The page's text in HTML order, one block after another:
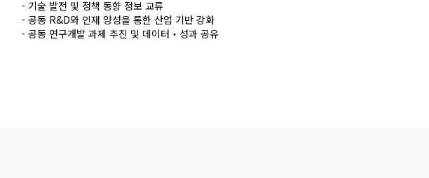
- 기술 발전 및 정책 동향 정보 교류
- 공동 R&D와 인재 양성을 통한 산업 기반 강화
- 공동 연구개발 과제 추진 및 데이터‧성과 공유